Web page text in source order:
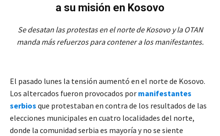
a su misión en Kosovo
Se desatan las protestas en el norte de Kosovo y la OTAN
manda más refuerzos para contener a los manifestantes.
El pasado lunes la tensión aumentó en el norte de Kosovo.
Los altercados fueron provocados por manifestantes
serbios que protestaban en contra de los resultados de las
elecciones municipales en cuatro localidades del norte,
donde la comunidad serbia es mayoría y no se siente